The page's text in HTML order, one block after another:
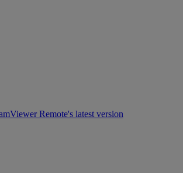
Remote's latest version